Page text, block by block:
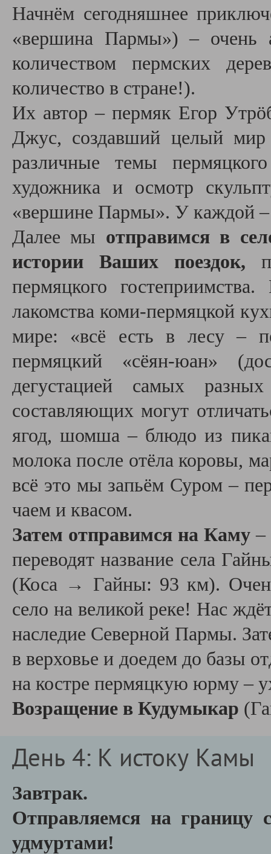
Начнём сегодняшнее
«вершина Пармы») – очень
количеством пермских
количество в стране!).
Их автор – пермяк Егор
Джус, создавший целый
различные темы
художника и осмотр
«вершине Пармы». У каждой
Далее мы отправимся в
истории Ваших поездок,
пермяцкого
лакомства коми-пермяцкой
мире: «всё есть в лесу –
пермяцкий «сёян-юан»
дегустацией самых
составляющих могут
ягод, шомша – блюдо из
молока после отёла коровы,
всё это мы запьём Суром –
чаем и квасом.
Затем отправимся на Каму –
переводят название села
(Коса → Гайны: 93 км).
село на великой реке! Нас
наследие Северной Пармы.
в верховье и доедем до базы
на костре пермяцкую юрму –
Возращение в Кудумыкар
День 4: К истоку Камы
Завтрак.
Отправляемся на границу
удмуртами!